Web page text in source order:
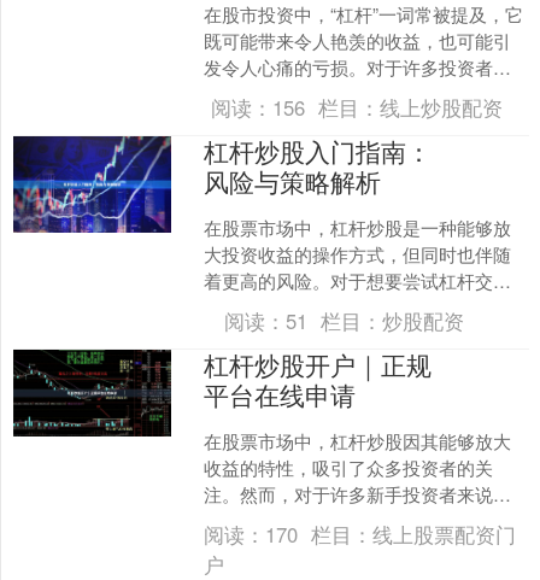
在股市投资中，“杠杆”一词常被提及，它
既可能带来令人艳羡的收益，也可能引
发令人心痛的亏损。对于许多投资者而
言，股票杠杆是一把“双刃剑”，尤其是对
于缺乏经验的新手....
阅读： 156 栏目： 线上炒股配资
杠杆炒股入门指南：
风险与策略解析
在股票市场中，杠杆炒股是一种能够放
大投资收益的操作方式，但同时也伴随
着更高的风险。对于想要尝试杠杆交易
的投资者来说，了解其基本原理、潜在
风险以及应对策略至关重要....
阅读： 51 栏目： 炒股配资
杠杆炒股开户｜正规
平台在线申请
在股票市场中，杠杆炒股因其能够放大
收益的特性，吸引了众多投资者的关
注。然而，对于许多新手投资者来说，
如何选择一个正规的杠杆炒股平台，以
及如何顺利完成开户，往往是....
阅读： 170 栏目：线上股票配资门
户